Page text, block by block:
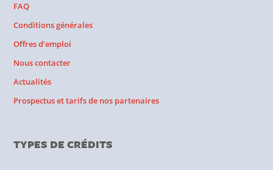
FAQ
Conditions générales
Offres d’emploi
Nous contacter
Actualités
Prospectus et tarifs de nos partenaires
TYPES DE CRÉDITS